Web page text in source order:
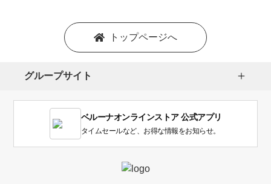
トップページへ
グループサイト
ベルーナオンラインストア 公式アプリ
タイムセールなど、お得な情報をお知らせ。